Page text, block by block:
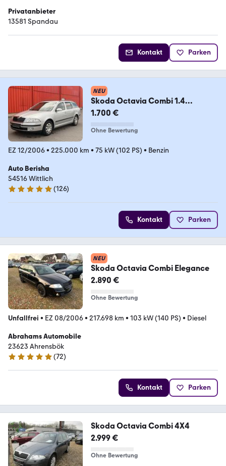
Privatanbieter
13581 Spandau
Kontakt Parken
NEU
Skoda Octavia Combi 1.4
Ambiente 2Hand PDC
1.700 €
Ohne Bewertung
EZ 12/2006• 225.000 km • 75 kW (102 PS) • Benzin
Auto Berisha
54516 Wittlich
4.9 Sterne
(126)
Kontakt Parken
NEU
Skoda Octavia Combi Elegance
2.890 €
Ohne Bewertung
Unfallfrei • EZ 08/2006• 217.698 km • 103 kW (140 PS) • Diesel
Abrahams Automobile
23623 Ahrensbök
4.9 Sterne
(72)
Kontakt Parken
Skoda Octavia Combi 4X4
2.999 €
Ohne Bewertung